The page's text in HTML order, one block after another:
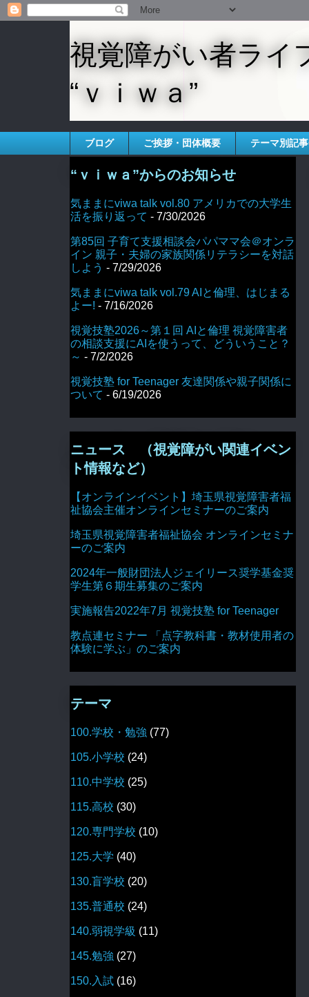
視覚障がい者ライ
“ｖｉｗａ”
ブログ ご挨拶・団体概要 テーマ別記
“ｖｉｗａ”からのお知らせ
気ままにviwa talk vol.80 アメリカでの大学生
活を振り返って - 7/30/2026
第85回 子育て支援相談会パパママ会＠オンラ
イン 親子・夫婦の家族関係リテラシーを対話
しよう - 7/29/2026
気ままにviwa talk vol.79 AIと倫理、はじまる
よー! - 7/16/2026
視覚技塾2026～第１回 AIと倫理 視覚障害者
の相談支援にAIを使うって、どういうこと？
～ - 7/2/2026
視覚技塾 for Teenager 友達関係や親子関係に
ついて - 6/19/2026
ニュース （視覚障がい関連イベン
ト情報など）
【オンラインイベント】埼玉県視覚障害者福
祉協会主催オンラインセミナーのご案内
埼玉県視覚障害者福祉協会 オンラインセミナ
ーのご案内
2024年一般財団法人ジェイリース奨学基金奨
学生第６期生募集のご案内
実施報告2022年7月 視覚技塾 for Teenager
教点連セミナー 「点字教科書・教材使用者の
体験に学ぶ」のご案内
テーマ
100.学校・勉強 (77)
105.小学校 (24)
110.中学校 (25)
115.高校 (30)
120.専門学校 (10)
125.大学 (40)
130.盲学校 (20)
135.普通校 (24)
140.弱視学級 (11)
145.勉強 (27)
150.入試 (16)